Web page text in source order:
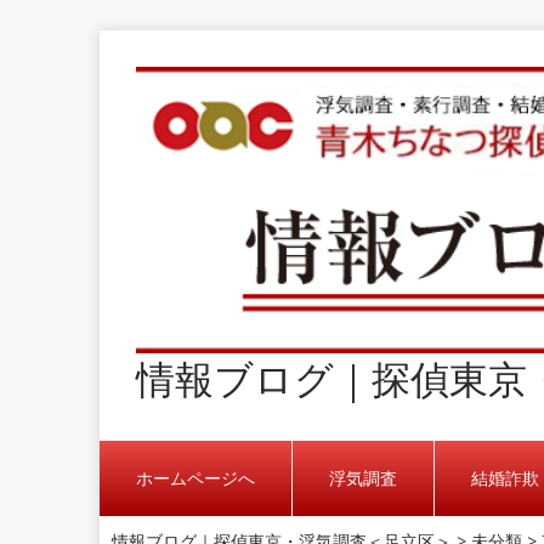
情報ブログ｜探偵東
ホームページへ 浮気調査 結婚詐欺